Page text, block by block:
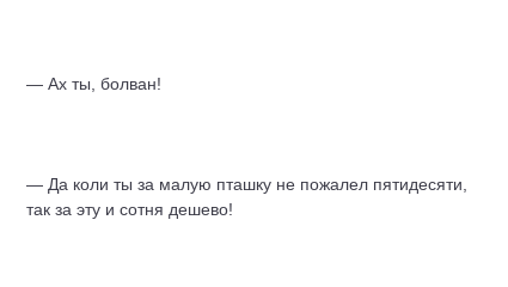
— Ах ты, болван!
— Да коли ты за малую пташку не пожалел пятидесяти,
так за эту и сотня дешево!